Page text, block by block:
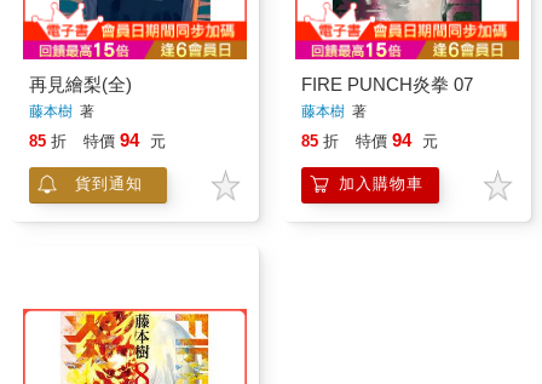
再見繪梨(全)
藤本樹著
85 折 特價 94 元
貨到通知
FIRE PUNCH炎拳 07
藤本樹著
85 折 特價 94 元
加入購物車